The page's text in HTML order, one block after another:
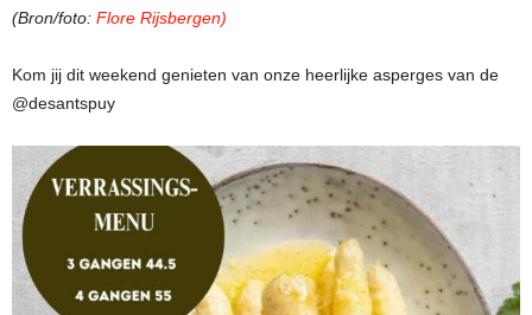
(Bron/foto: Flore Rijsbergen)
Kom jij dit weekend genieten van onze heerlijke asperges van de
@desantspuy